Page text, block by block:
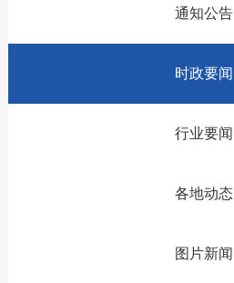
通知公告
时政要闻
行业要闻
各地动态
图片新闻